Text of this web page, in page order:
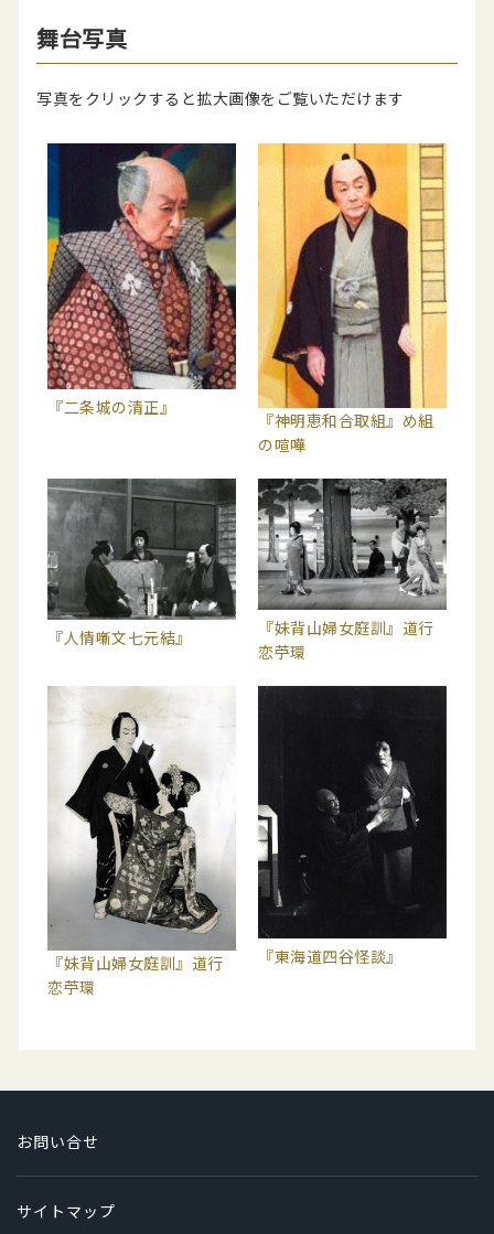
舞台写真
写真をクリックすると拡大画像をご覧いただけます
『二条城の清正』
『神明恵和合取組』め組
の喧嘩
『人情噺文七元結』
『妹背山婦女庭訓』道行
恋苧環
『妹背山婦女庭訓』道行
恋苧環
『東海道四谷怪談』
お問い合せ
サイトマップ